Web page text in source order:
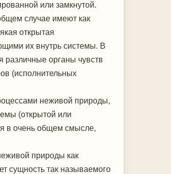
или замкнутой.
случае имеют как
открытая
их внутрь системы. В
различные органы чувств
(исполнительных
неживой природы,
(открытой или
в очень общем смысле,
природы как
сущность так называемого